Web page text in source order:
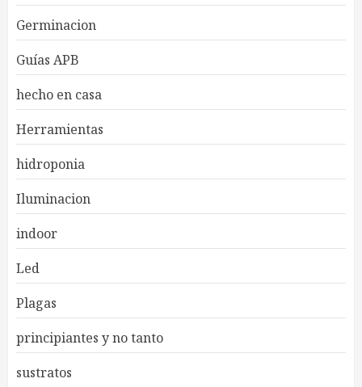
Germinacion
Guías APB
hecho en casa
Herramientas
hidroponia
Iluminacion
indoor
Led
Plagas
principiantes y no tanto
sustratos